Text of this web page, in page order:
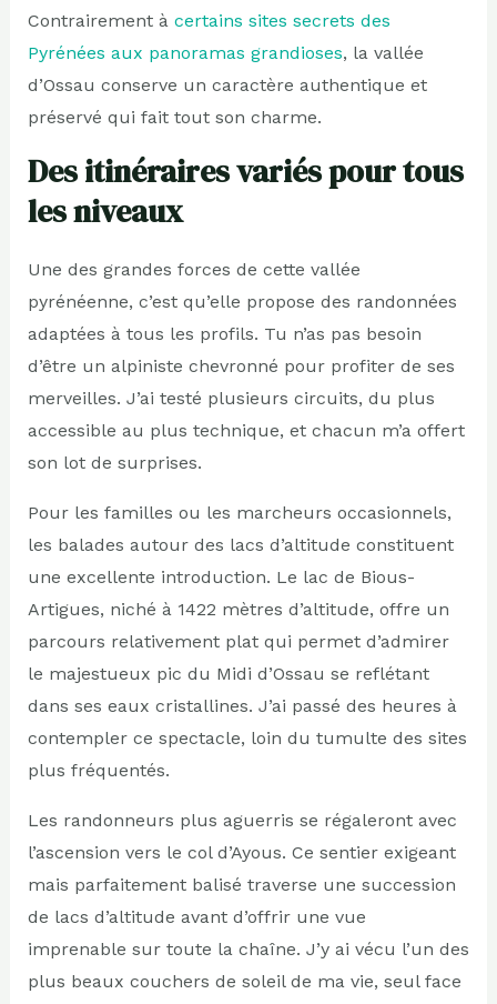
Contrairement à certains sites secrets des
Pyrénées aux panoramas grandioses, la vallée
d’Ossau conserve un caractère authentique et
préservé qui fait tout son charme.
Des itinéraires variés pour tous
les niveaux
Une des grandes forces de cette vallée
pyrénéenne, c’est qu’elle propose des randonnées
adaptées à tous les profils. Tu n’as pas besoin
d’être un alpiniste chevronné pour profiter de ses
merveilles. J’ai testé plusieurs circuits, du plus
accessible au plus technique, et chacun m’a offert
son lot de surprises.
Pour les familles ou les marcheurs occasionnels,
les balades autour des lacs d’altitude constituent
une excellente introduction. Le lac de Bious-
Artigues, niché à 1422 mètres d’altitude, offre un
parcours relativement plat qui permet d’admirer
le majestueux pic du Midi d’Ossau se reflétant
dans ses eaux cristallines. J’ai passé des heures à
contempler ce spectacle, loin du tumulte des sites
plus fréquentés.
Les randonneurs plus aguerris se régaleront avec
l’ascension vers le col d’Ayous. Ce sentier exigeant
mais parfaitement balisé traverse une succession
de lacs d’altitude avant d’offrir une vue
imprenable sur toute la chaîne. J’y ai vécu l’un des
plus beaux couchers de soleil de ma vie, seul face